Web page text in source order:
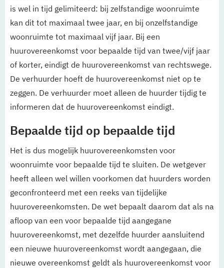
is wel in tijd gelimiteerd: bij zelfstandige woonruimte
kan dit tot maximaal twee jaar, en bij onzelfstandige
woonruimte tot maximaal vijf jaar. Bij een
huurovereenkomst voor bepaalde tijd van twee/vijf jaar
of korter, eindigt de huurovereenkomst van rechtswege.
De verhuurder hoeft de huurovereenkomst niet op te
zeggen. De verhuurder moet alleen de huurder tijdig te
informeren dat de huurovereenkomst eindigt.
Bepaalde tijd op bepaalde tijd
Het is dus mogelijk huurovereenkomsten voor
woonruimte voor bepaalde tijd te sluiten. De wetgever
heeft alleen wel willen voorkomen dat huurders worden
geconfronteerd met een reeks van tijdelijke
huurovereenkomsten. De wet bepaalt daarom dat als na
afloop van een voor bepaalde tijd aangegane
huurovereenkomst, met dezelfde huurder aansluitend
een nieuwe huurovereenkomst wordt aangegaan, die
nieuwe overeenkomst geldt als huurovereenkomst voor